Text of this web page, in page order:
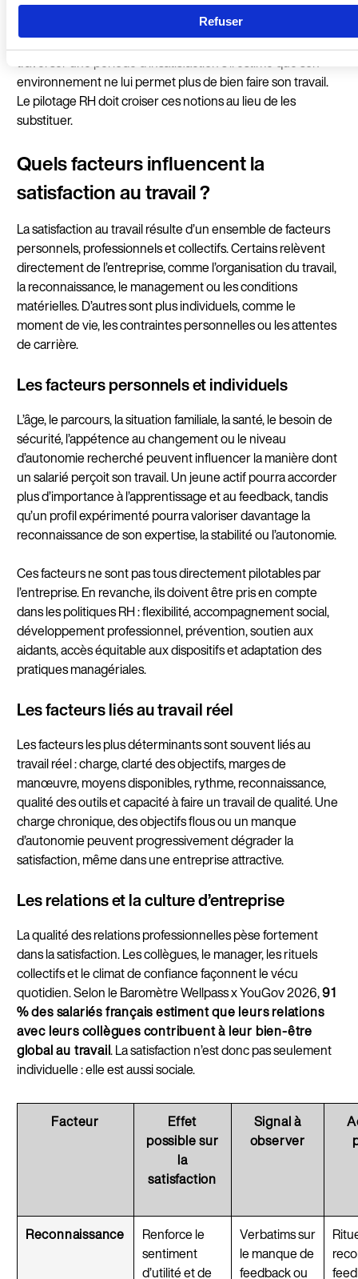
Refuser
Un collaborateur peut donc être satisfait parce que son
poste est confortable, mais peu engagé s’il ne se projette
pas dans l’entreprise. À l’inverse, un salarié engagé peut
traverser une période d’insatisfaction s’il estime que son
environnement ne lui permet plus de bien faire son travail.
Le pilotage RH doit croiser ces notions au lieu de les
substituer.
Quels facteurs influencent la
satisfaction au travail ?
La satisfaction au travail résulte d’un ensemble de facteurs
personnels, professionnels et collectifs. Certains relèvent
directement de l’entreprise, comme l’organisation du travail,
la reconnaissance, le management ou les conditions
matérielles. D’autres sont plus individuels, comme le
moment de vie, les contraintes personnelles ou les attentes
de carrière.
Les facteurs personnels et individuels
L’âge, le parcours, la situation familiale, la santé, le besoin de
sécurité, l’appétence au changement ou le niveau
d’autonomie recherché peuvent influencer la manière dont
un salarié perçoit son travail. Un jeune actif pourra accorder
plus d’importance à l’apprentissage et au feedback, tandis
qu’un profil expérimenté pourra valoriser davantage la
reconnaissance de son expertise, la stabilité ou l’autonomie.
Ces facteurs ne sont pas tous directement pilotables par
l’entreprise. En revanche, ils doivent être pris en compte
dans les politiques RH : flexibilité, accompagnement social,
développement professionnel, prévention, soutien aux
aidants, accès équitable aux dispositifs et adaptation des
pratiques managériales.
Les facteurs liés au travail réel
Les facteurs les plus déterminants sont souvent liés au
travail réel : charge, clarté des objectifs, marges de
manœuvre, moyens disponibles, rythme, reconnaissance,
qualité des outils et capacité à faire un travail de qualité. Une
charge chronique, des objectifs flous ou un manque
d’autonomie peuvent progressivement dégrader la
satisfaction, même dans une entreprise attractive.
Les relations et la culture d’entreprise
La qualité des relations professionnelles pèse fortement
dans la satisfaction. Les collègues, le manager, les rituels
collectifs et le climat de confiance façonnent le vécu
quotidien. Selon le Baromètre Wellpass x YouGov 2026,91
% des salariés français estiment que leurs relations
avec leurs collègues contribuent à leur bien-être
global au travail. La satisfaction n’est donc pas seulement
individuelle : elle est aussi sociale.
Facteur
Effet
possible sur
la
satisfaction
Signal à
observer
Reconnaissance
Renforce le
sentiment
d’utilité et de
Verbatims sur
le manque de
feedback ou